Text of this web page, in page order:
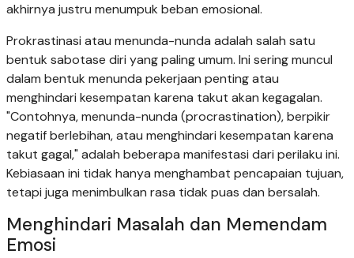
akhirnya justru menumpuk beban emosional.
Prokrastinasi atau menunda-nunda adalah salah satu
bentuk sabotase diri yang paling umum. Ini sering muncul
dalam bentuk menunda pekerjaan penting atau
menghindari kesempatan karena takut akan kegagalan.
"Contohnya, menunda-nunda (procrastination), berpikir
negatif berlebihan, atau menghindari kesempatan karena
takut gagal," adalah beberapa manifestasi dari perilaku ini.
Kebiasaan ini tidak hanya menghambat pencapaian tujuan,
tetapi juga menimbulkan rasa tidak puas dan bersalah.
Menghindari Masalah dan Memendam
Emosi